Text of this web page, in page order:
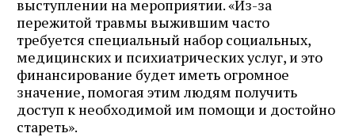
выступлении на мероприятии. «Из-за
пережитой травмы выжившим часто
требуется специальный набор социальных,
медицинских и психиатрических услуг, и это
финансирование будет иметь огромное
значение, помогая этим людям получить
доступ к необходимой им помощи и достойно
стареть».